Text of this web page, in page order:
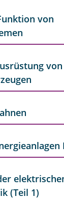
von
von
(Teil 1)